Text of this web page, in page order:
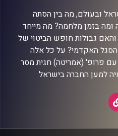
ובעולם, מה בין הסתה
ומה בזמן מלחמה? מה מייחד
גבולות חופש הביטוי של
האקדמי? על כל אלה
עם פרופ' (אמריטה) חגית מסר
למען החברה בישראל